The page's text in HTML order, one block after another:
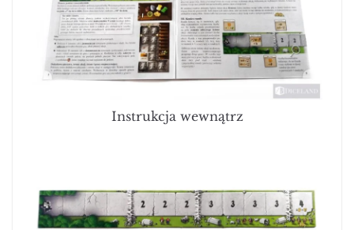
Instrukcja wewnątrz